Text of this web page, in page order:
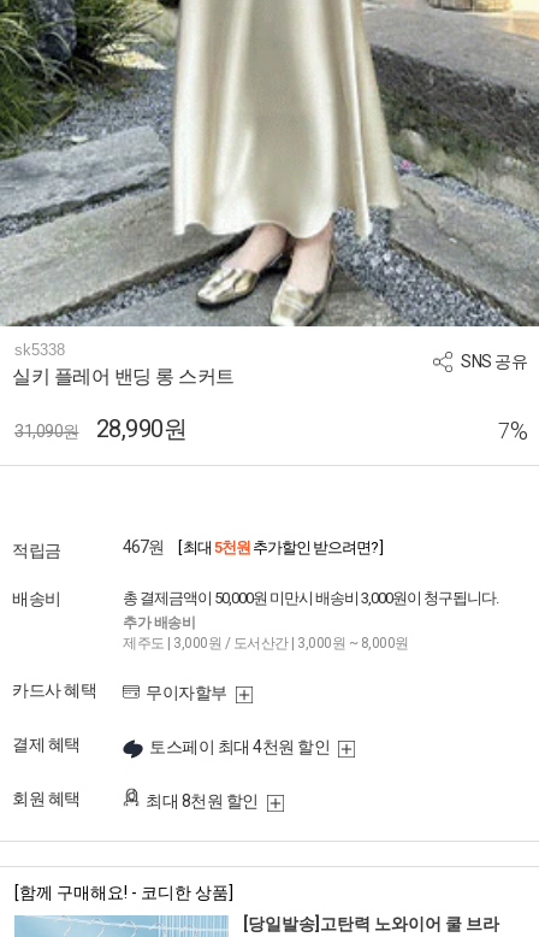
SNS 공유
sk5338
실키 플레어 밴딩 롱 스커트
31,090원 28,990원 7%
적립금 467원 [ 최대 5천원 추가할인 받으려면? ]
배송비 총 결제금액이 50,000원 미만시 배송비 3,000원이 청구됩니다.
추가 배송비
제주도 | 3,000원 / 도서산간 | 3,000원 ~ 8,000원
카드사 혜택 무이자할부
결제 혜택 토스페이 최대 4천원 할인
회원 혜택 최대 8천원 할인
[함께 구매해요! - 코디한 상품]
[당일발송]고탄력 노와이어 쿨 브라